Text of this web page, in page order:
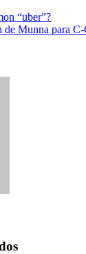
“uber”?
de Munna para C-